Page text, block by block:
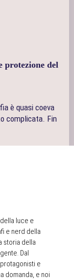
protezione del
è quasi coeva
complicata. Fin
luce e
e nerd della
storia della
Dal
e
domanda, e noi